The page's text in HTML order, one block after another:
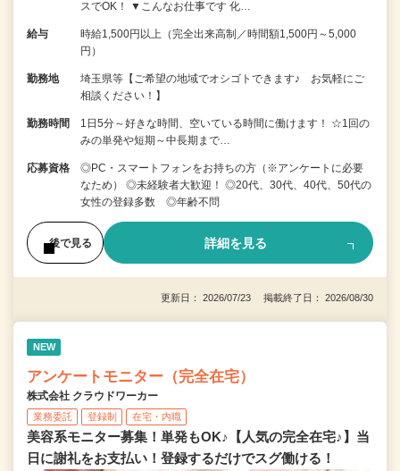
スでOK！ ▼こんなお仕事です 化…
給与
時給1,500円以上（完全出来高制／時間額1,500円～5,000
円）
勤務地
埼玉県等【ご希望の地域でオシゴトできます♪ お気軽にご
相談ください！】
勤務時間
1日5分～好きな時間、空いている時間に働けます！ ☆1回の
みの単発や短期～中長期まで…
応募資格
◎PC・スマートフォンをお持ちの方（※アンケートに必要
なため） ◎未経験者大歓迎！ ◎20代、30代、40代、50代の
女性の登録多数 ◎年齢不問
後で見る 詳細を見る
更新日： 2026/07/23 掲載終了日： 2026/08/30
NEW
アンケートモニター（完全在宅）
株式会社 クラウドワーカー
業務委託 登録制 在宅・内職
美容系モニター募集！単発もOK♪【人気の完全在宅♪】当
日に謝礼をお支払い！登録するだけでスグ働ける！